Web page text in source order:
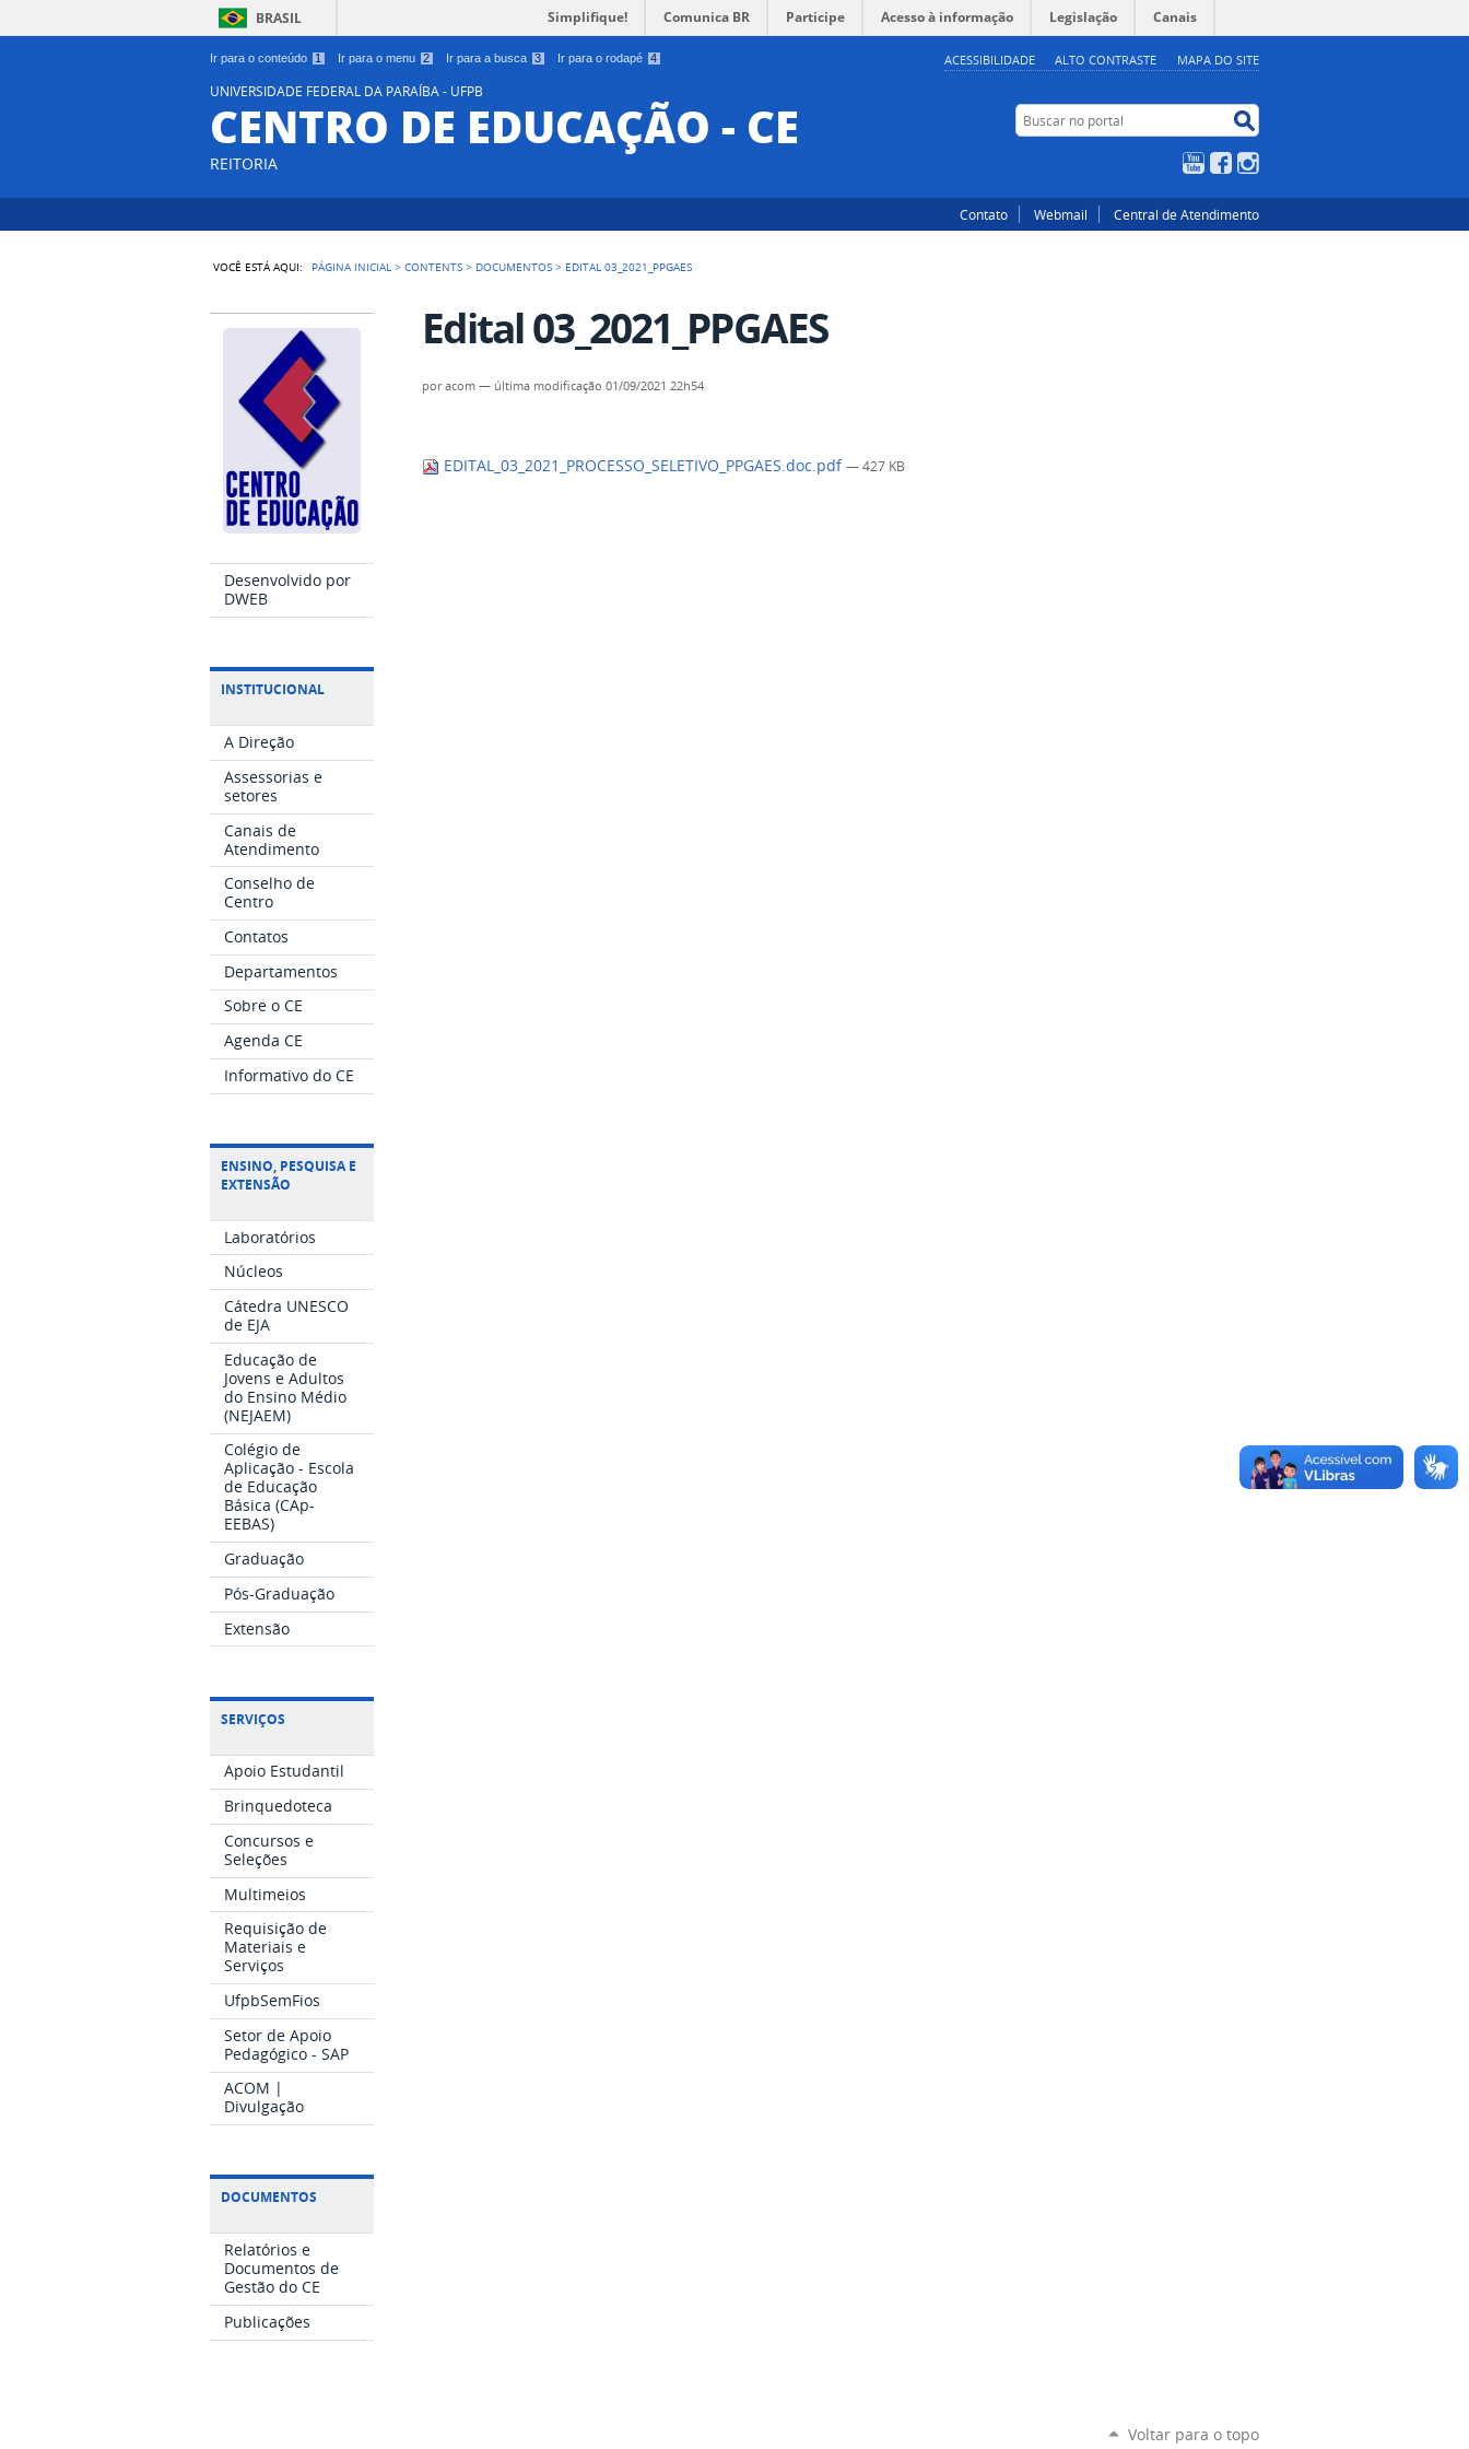
Ir para o conteúdo 1 Ir para o menu 2 Ir para a busca 3 Ir para o rodapé 4 ACESSIBILIDADE ALTO CONTRASTE MAPA DO SITE
BRASIL Simplifique! Comunica BR Participe Acesso à informação Legislação Canais
UNIVERSIDADE FEDERAL DA PARAÍBA - UFPB
CENTRO DE EDUCAÇÃO - CE
REITORIA
Buscar no portal
YouTubeFacebook
Contato Webmail Central de Atendimento
VOCÊ ESTÁ AQUI: PÁGINA INICIAL >CONTENTS > DOCUMENTOS > EDITAL 03_2021_PPGAES
Desenvolvido por
DWEB
INSTITUCIONAL
A Direção
Assessorias e
setores
Canais de
Atendimento
Conselho de
Centro
Contatos
Departamentos
Sobre o CE
Agenda CE
Informativo do CE
ENSINO, PESQUISA E
EXTENSÃO
Laboratórios
Núcleos
Cátedra UNESCO
de EJA
Educação de
Jovens e Adultos
do Ensino Médio
(NEJAEM)
Colégio de
Aplicação - Escola
de Educação
Básica (CAp-
EEBAS)
Graduação
Pós-Graduação
Extensão
SERVIÇOS
Apoio Estudantil
Brinquedoteca
Concursos e
Seleções
Multimeios
Requisição de
Materiais e
Serviços
UfpbSemFios
Setor de Apoio
Pedagógico - SAP
ACOM |
Divulgação
DOCUMENTOS
Relatórios e
Documentos de
Gestão do CE
Publicações
Edital 03_2021_PPGAES
poracom — última modificação 01/09/2021 22h54
EDITAL_03_2021_PROCESSO_SELETIVO_PPGAES.doc.pdf— 427 KB
Voltar para o topo